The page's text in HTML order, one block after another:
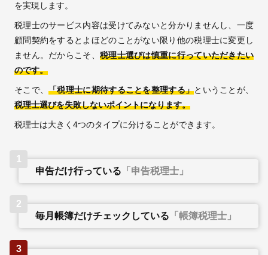
を実現します。
税理士のサービス内容は受けてみないと分かりませんし、一度
顧問契約をするとよほどのことがない限り他の税理士に変更し
ません。だからこそ、 税理士選びは慎重に行っていただきたい
のです。
そこで、「税理士に期待することを整理する」ということが、
税理士選びを失敗しないポイントになります。
税理士は大きく4つのタイプに分けることができます。
1
申告だけ行っている 「申告税理士」
2
毎月帳簿だけチェックしている 「帳簿税理士」
3